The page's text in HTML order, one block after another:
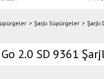
Şarjlı Süpürgeler Şarjlı
2.0 SD 9361